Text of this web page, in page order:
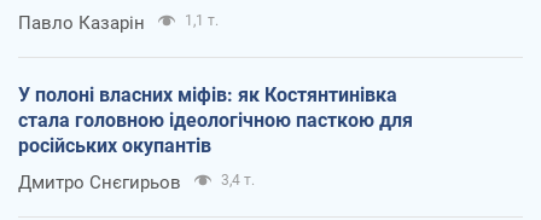
Павло Казарін 1,1 т.
У полоні власних міфів: як Костянтинівка
стала головною ідеологічною пасткою для
російських окупантів
Дмитро Снєгирьов 3,4 т.